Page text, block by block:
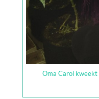
Oma Carol kweekt